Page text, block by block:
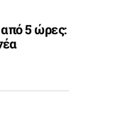
5 ώρες: